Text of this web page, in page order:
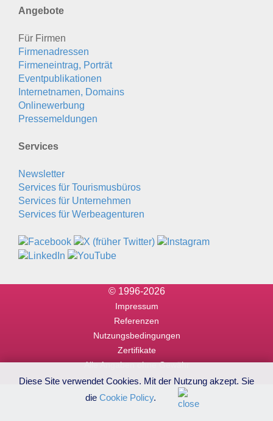
Angebote
Für Firmen
Firmenadressen
Firmeneintrag, Porträt
Eventpublikationen
Internetnamen, Domains
Onlinewerbung
Pressemeldungen
Services
Newsletter
Services für Tourismusbüros
Services für Unternehmen
Services für Werbeagenturen
© 1996-2026
Impressum
Referenzen
Nutzungsbedingungen
Zertifikate
Alle Angaben ohne Gewähr
Diese Site verwendet Cookies. Mit der Nutzung akzept. Sie
die Cookie Policy.